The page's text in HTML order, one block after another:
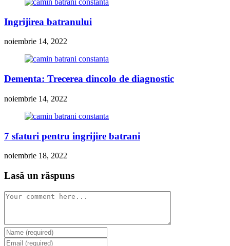
Ingrijirea batranului
noiembrie 14, 2022
Dementa: Trecerea dincolo de diagnostic
noiembrie 14, 2022
7 sfaturi pentru ingrijire batrani
noiembrie 18, 2022
Lasă un răspuns
Comment
Enter
your
Enter